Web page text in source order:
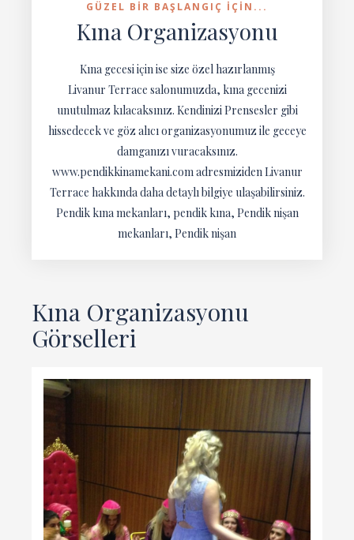
GÜZEL BIR BAŞLANGIÇ IÇIN...
Kına Organizasyonu
Kına gecesi için ise size özel hazırlanmış
Livanur Terrace salonumuzda, kına gecenizi
unutulmaz kılacaksınız. Kendinizi Prensesler gibi
hissedecek ve göz alıcı organizasyonumuz ile geceye
damganızı vuracaksınız.
www.pendikkinamekani.com adresmiziden Livanur
Terrace hakkında daha detaylı bilgiye ulaşabilirsiniz.
Pendik kına mekanları, pendik kına, Pendik nişan
mekanları, Pendik nişan
Kına Organizasyonu
Görselleri